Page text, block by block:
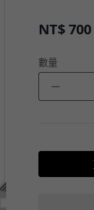
NT$700
數量
－